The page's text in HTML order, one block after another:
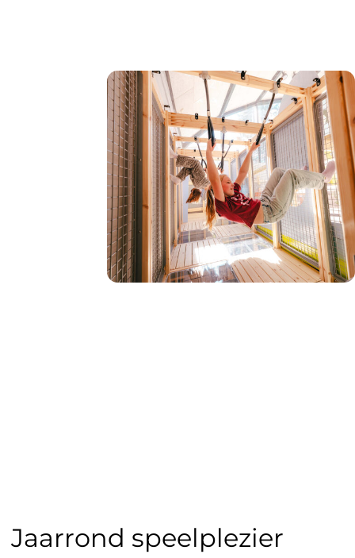
Jaarrond speelplezier